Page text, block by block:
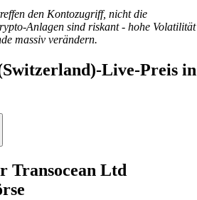
den Kontozugriff, nicht die
Anlagen sind riskant - hohe Volatilität
massiv verändern.
Live-Preis in
Transocean Ltd